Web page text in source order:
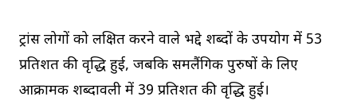
ट्रांस लोगों को लक्षित करने वाले भद्दे शब्दों के उपयोग में 53
प्रतिशत की वृद्धि हुई, जबकि समलैंगिक पुरुषों के लिए
आक्रामक शब्दावली में 39 प्रतिशत की वृद्धि हुई।